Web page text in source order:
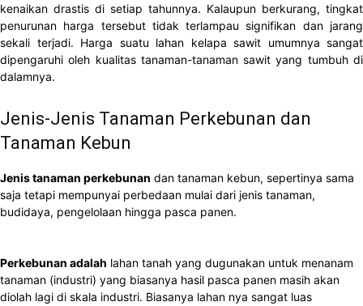
kenaikan drastis di setiap tahunnya. Kalaupun berkurang, tingkat
penurunan harga tersebut tidak terlampau signifikan dan jarang
sekali terjadi. Harga suatu lahan kelapa sawit umumnya sangat
dipengaruhi oleh kualitas tanaman-tanaman sawit yang tumbuh di
dalamnya.
Jenis-Jenis Tanaman Perkebunan dan
Tanaman Kebun
Jenis tanaman perkebunan dan tanaman kebun, sepertinya sama
saja tetapi mempunyai perbedaan mulai dari jenis tanaman,
budidaya, pengelolaan hingga pasca panen.
Perkebunan adalah lahan tanah yang dugunakan untuk menanam
tanaman (industri) yang biasanya hasil pasca panen masih akan
diolah lagi di skala industri. Biasanya lahan nya sangat luas